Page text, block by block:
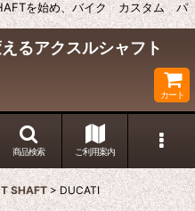
を始め、バイク カスタム パ
るアクスルシャフト
カート
商品検索 ご利用案内
SHAFT > DUCATI